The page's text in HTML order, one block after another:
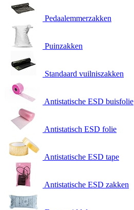
Pedaalemmerzakken
Puinzakken
Standaard vuilniszakken
Antistatische ESD buisfolie
Antistatisch ESD folie
Antistatische ESD tape
Antistatische ESD zakken